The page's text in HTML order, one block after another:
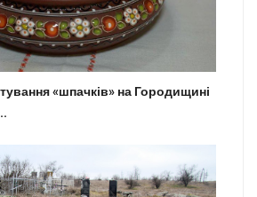
«шпачків» на Городищині